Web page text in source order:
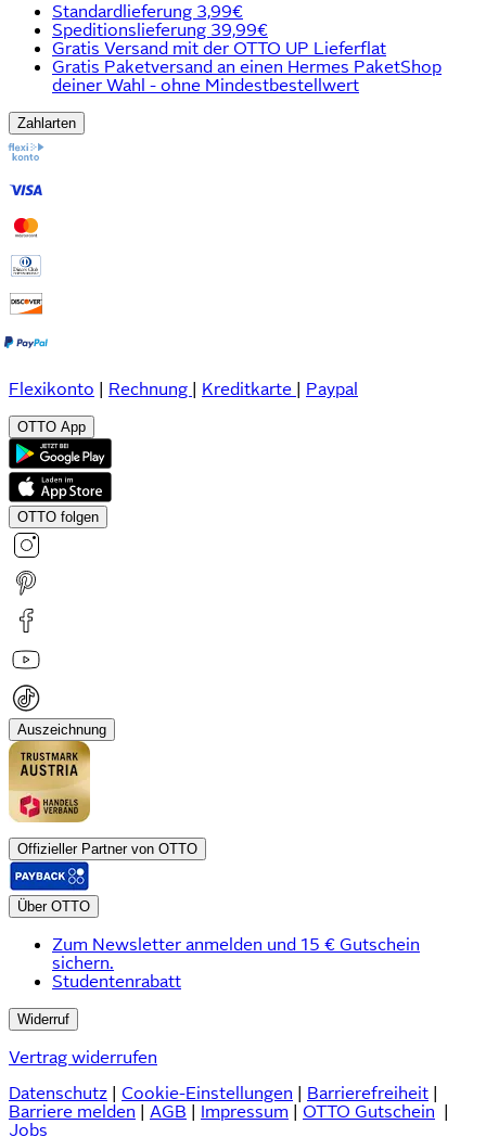
Standardlieferung 3,99€
Speditionslieferung 39,99€
Gratis Versand mit der OTTO UP Lieferflat
Gratis Paketversand an einen Hermes PaketShop
deiner Wahl - ohne Mindestbestellwert
Zahlarten
Flexikonto Rechnung Kreditkarte Paypal
OTTO App
OTTO folgen
Auszeichnung
Offizieller Partner von OTTO
Über OTTO
Zum Newsletter anmelden und 15 € Gutschein
sichern.
Studentenrabatt
Widerruf
Vertrag widerrufen
Datenschutz
Cookie-Einstellungen Barrierefreiheit
Barriere melden
AGB Impressum OTTO Gutschein
Jobs